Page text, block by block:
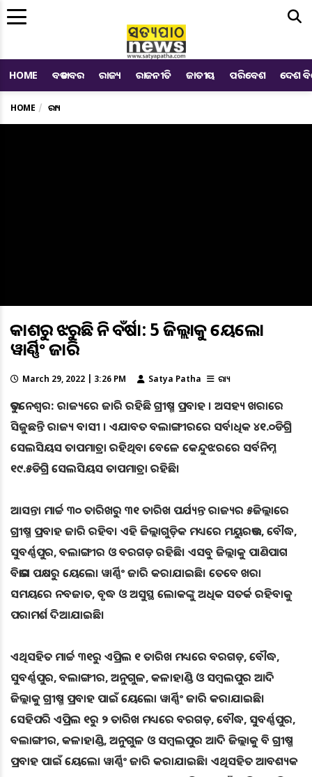
HOME ବଡ ଖବର ରାଜ୍ୟ ରାଜନୀତି ଜାତୀୟ ପରିବେଶ ଦେଶ
HOME ରାଜ୍ୟ
ଆକାଶରୁ ଝରୁଛି ନିଆଁ ବର୍ଷା: 5 ଜିଲ୍ଲାକୁ ୟେଲୋ
ୱାର୍ଣ୍ଣିଂ ଜାରି
March 29, 2022 | 3:26 PM Satya Patha ରାଜ୍ୟ
ଭୁବନେଶ୍ବର: ରାଜ୍ୟରେ ଜାରି ରହିଛି ଗ୍ରୀଷ୍ମ ପ୍ରବାହ । ଅସହ୍ୟ ଖରାରେ
ସିଜୁଛନ୍ତି ରାଜ୍ୟ ବାସୀ । ଏଯାବତ ବଲାଙ୍ଗୀରରେ ସର୍ବାଧିକ ୪୧.୦ଡିଗ୍ରି
ସେଲସିୟସ ତାପମାତ୍ରା ରହିଥିବା ବେଳେ କେନ୍ଦୁଝରରେ ସର୍ବନିମ୍ନ
୧୯.୫ଡିଗ୍ରି ସେଲସିୟସ ତାପମାତ୍ରା ରହିଛି।
ଆସନ୍ତା ମାର୍ଚ୍ଚ ୩୦ ତାରିଖରୁ ୩୧ ତାରିଖ ପର୍ଯ୍ୟନ୍ତ ରାଜ୍ୟର ୫ଜିଲ୍ଲାରେ
ଗ୍ରୀଷ୍ମ ପ୍ରବାହ ଜାରି ରହିବ। ଏହି ଜିଲ୍ଲାଗୁଡ଼ିକ ମଧ୍ୟରେ ମୟୁରଭଞ୍ଜ, ବୌଦ୍ଧ,
ସୁବର୍ଣ୍ଣପୁର, ବଲାଙ୍ଗୀର ଓ ବରଗଡ଼ ରହିଛି। ଏସବୁ ଜିଲ୍ଲାକୁ ପାଣିପାଗ
ବିଭାଗ ପକ୍ଷରୁ ୟେଲୋ ୱାର୍ଣ୍ଣିଂ ଜାରି କରାଯାଇଛି। ତେବେ ଖରା
ସମୟରେ ନବଜାତ, ବୃଦ୍ଧ ଓ ଅସୁସ୍ଥ ଲୋକଙ୍କୁ ଅଧିକ ସତର୍କ ରହିବାକୁ
ପରାମର୍ଶ ଦିଆଯାଇଛି।
ଏଥିସହିତ ମାର୍ଚ୍ଚ ୩୧ରୁ ଏପ୍ରିଲ ୧ ତାରିଖ ମଧ୍ୟରେ ବରଗଡ଼, ବୌଦ୍ଧ,
ସୁବର୍ଣ୍ଣପୁର, ବଲାଙ୍ଗୀର, ଅନୁଗୁଳ, କଳାହାଣ୍ଡି ଓ ସମ୍ବଲପୁର ଆଦି
ଜିଲ୍ଲାକୁ ଗ୍ରୀଷ୍ମ ପ୍ରବାହ ପାଇଁ ୟେଲୋ ୱାର୍ଣ୍ଣିଂ ଜାରି କରାଯାଇଛି।
ସେହିପରି ଏପ୍ରିଲ ୧ରୁ ୨ ତାରିଖ ମଧ୍ୟରେ ବରଗଡ଼, ବୌଦ୍ଧ, ସୁବର୍ଣ୍ଣପୁର,
ବଲାଙ୍ଗୀର, କଳାହାଣ୍ଡି, ଅନୁଗୁଳ ଓ ସମ୍ବଲପୁର ଆଦି ଜିଲ୍ଲାକୁ ବି ଗ୍ରୀଷ୍ମ
ପ୍ରବାହ ପାଇଁ ୟେଲୋ ୱାର୍ଣ୍ଣିଂ ଜାରି କରାଯାଇଛି। ଏଥିସହିତ ଆବଶ୍ୟକ